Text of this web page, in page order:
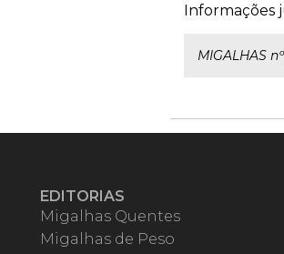
Informações
MIGALHAS
EDITORIAS
Migalhas Quentes
Migalhas de Peso